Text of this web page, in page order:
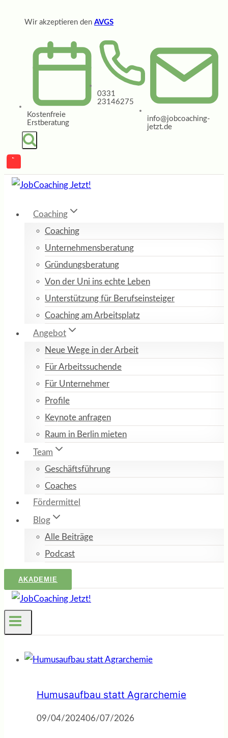
Wir akzeptieren den AVGS
Kostenfreie
Erstberatung
0331
23146275
info@jobcoaching-
jetzt.de
Coaching
Coaching
Unternehmensberatung
Gründungsberatung
Von der Uni ins echte Leben
Unterstützung für Berufseinsteiger
Coaching am Arbeitsplatz
Angebot
Neue Wege in der Arbeit
Für Arbeitssuchende
Für Unternehmer
Profile
Keynote anfragen
Raum in Berlin mieten
Team
Geschäftsführung
Coaches
Fördermittel
Blog
Alle Beiträge
Podcast
AKADEMIE
Humusaufbau statt Agrarchemie
09/04/202406/07/2026